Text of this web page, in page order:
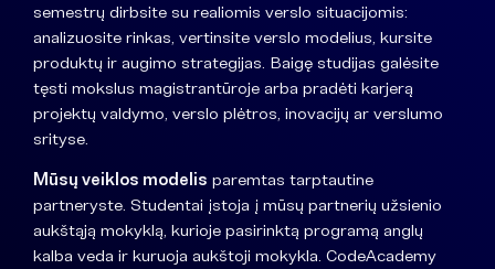
semestrų dirbsite su realiomis verslo situacijomis:
analizuosite rinkas, vertinsite verslo modelius, kursite
produktų ir augimo strategijas. Baigę studijas galėsite
tęsti mokslus magistrantūroje arba pradėti karjerą
projektų valdymo, verslo plėtros, inovacijų ar verslumo
srityse.
Mūsų veiklos modelis paremtas tarptautine
partneryste. Studentai įstoja į mūsų partnerių užsienio
aukštąją mokyklą, kurioje pasirinktą programą anglų
kalba veda ir kuruoja aukštoji mokykla. CodeAcademy